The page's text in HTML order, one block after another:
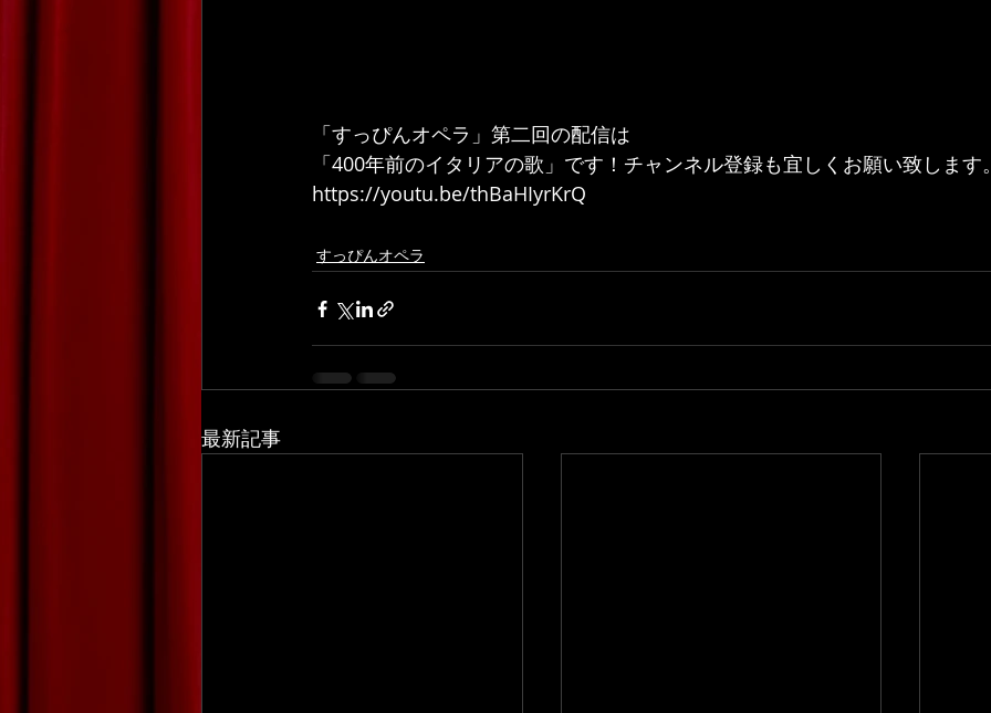
「すっぴんオペラ」第二回の配信は
「400年前のイタリアの歌」です！チャンネル登録も宜しくお願い致します
https://youtu.be/thBaHIyrKrQ
すっぴんオペラ
最新記事